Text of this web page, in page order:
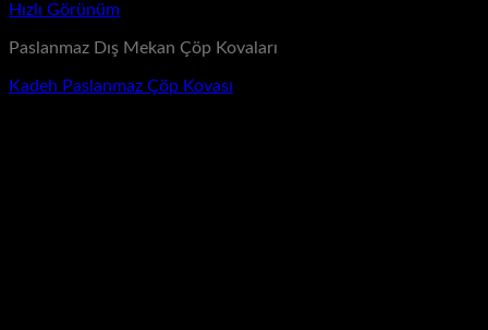
Hızlı Görünüm
Paslanmaz Dış Mekan Çöp Kovaları
Kadeh Paslanmaz Çöp Kovası